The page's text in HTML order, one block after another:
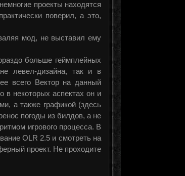
проекты находятся
поверил, а это,
мод, не выставил ему
больше геймплейных
левел-дизайна, так и в
всего Вектор на данный
некоторых аспектах он и
а также графикой (здесь
погоды из билдов, а не
игрового процесса. В
OLR 2.5 и смотреть на
проект. Не проходите